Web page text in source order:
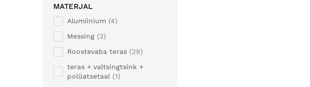
MATERJAL
Alumiinium
4
Messing
2
Roostevaba teras
29
teras + valtsingtsink +
polüatsetaal
1